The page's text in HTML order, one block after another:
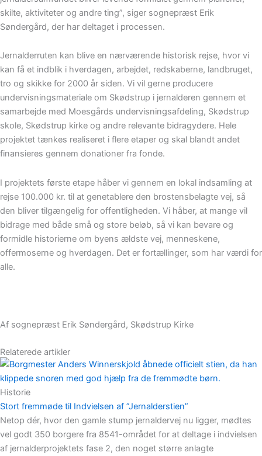
skilte, aktiviteter og andre ting”, siger sognepræst Erik
Søndergård, der har deltaget i processen.
Jernalderruten kan blive en nærværende historisk rejse, hvor vi
kan få et indblik i hverdagen, arbejdet, redskaberne, landbruget,
tro og skikke for 2000 år siden. Vi vil gerne producere
undervisningsmateriale om Skødstrup i jernalderen gennem et
samarbejde med Moesgårds undervisningsafdeling, Skødstrup
skole, Skødstrup kirke og andre relevante bidragydere. Hele
projektet tænkes realiseret i flere etaper og skal blandt andet
finansieres gennem donationer fra fonde.
I projektets første etape håber vi gennem en lokal indsamling at
rejse 100.000 kr. til at genetablere den brostensbelagte vej, så
den bliver tilgængelig for offentligheden. Vi håber, at mange vil
bidrage med både små og store beløb, så vi kan bevare og
formidle historierne om byens ældste vej, menneskene,
offermoserne og hverdagen. Det er fortællinger, som har værdi for
alle.
Af sognepræst Erik Søndergård, Skødstrup Kirke
Relaterede artikler
Historie
Stort fremmøde til Indvielsen af ”Jernalderstien”
Netop dér, hvor den gamle stump jernaldervej nu ligger, mødtes
vel godt 350 borgere fra 8541-området for at deltage i indvielsen
af jernalderprojektets fase 2, den noget større anlagte